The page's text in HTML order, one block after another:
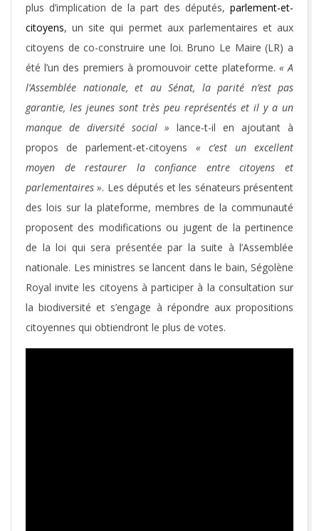
plus d’implication de la part des députés, parlement-et-
citoyens, un site qui permet aux parlementaires et aux
citoyens de co-construire une loi. Bruno Le Maire (LR) a
été l’un des premiers à promouvoir cette plateforme. « A
l’Assemblée nationale, et au Sénat, la parité n’est pas
garantie, les jeunes sont très peu représentés et il y a un
manque de diversité social » lance-t-il en ajoutant à
propos de parlement-et-citoyens « c’est un excellent
moyen de restaurer la confiance entre citoyens et
parlementaires ». Les députés et les sénateurs présentent
des lois sur la plateforme, membres de la communauté
proposent des modifications ou jugent de la pertinence
de la loi qui sera présentée par la suite à l’Assemblée
nationale. Les ministres se lancent dans le bain, Ségolène
Royal invite les citoyens à participer à la consultation sur
la biodiversité et s’engage à répondre aux propositions
citoyennes qui obtiendront le plus de votes.